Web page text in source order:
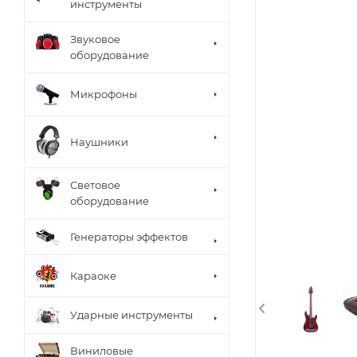
инструменты
Звуковое
оборудование
Микрофоны
Наушники
Световое
оборудование
Генераторы эффектов
Караоке
Ударные инструменты
Виниловые